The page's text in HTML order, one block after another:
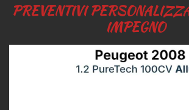
PREVENTIVI
IMPEGNO